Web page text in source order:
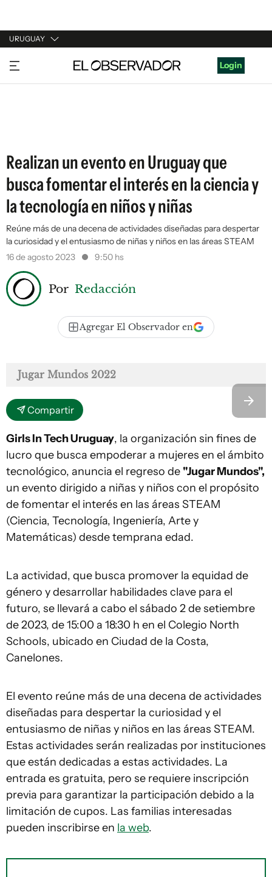
URUGUAY
URUGUAY
ARGENTINA
Login
Realizan un evento en Uruguay que
busca fomentar el interés en la ciencia y
la tecnología en niños y niñas
Reúne más de una decena de actividades diseñadas para despertar
la curiosidad y el entusiasmo de niñas y niños en las áreas STEAM
16 de agosto 2023
9:50 hs
Por Redacción
Agregar El Observador en
Jugar Mundos 2022
Compartir
Girls In Tech Uruguay, la organización sin fines de
lucro que busca empoderar a mujeres en el ámbito
tecnológico, anuncia el regreso de "Jugar Mundos",
un evento dirigido a niñas y niños con el propósito
de fomentar el interés en las áreas STEAM
(Ciencia, Tecnología, Ingeniería, Arte y
Matemáticas) desde temprana edad.
La actividad, que busca promover la equidad de
género y desarrollar habilidades clave para el
futuro, se llevará a cabo el sábado 2 de setiembre
de 2023, de 15:00 a 18:30 h en el Colegio North
Schools, ubicado en Ciudad de la Costa,
Canelones.
El evento reúne más de una decena de actividades
diseñadas para despertar la curiosidad y el
entusiasmo de niñas y niños en las áreas STEAM.
Estas actividades serán realizadas por instituciones
que están dedicadas a estas actividades. La
entrada es gratuita, pero se requiere inscripción
previa para garantizar la participación debido a la
limitación de cupos. Las familias interesadas
pueden inscribirse en la web.